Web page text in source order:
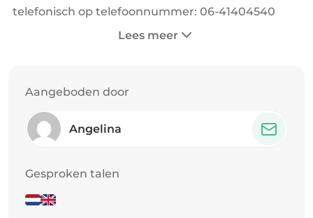
telefonisch op telefoonnummer: 06-41404540
Lees meer
Aangeboden door
Angelina
Gesproken talen